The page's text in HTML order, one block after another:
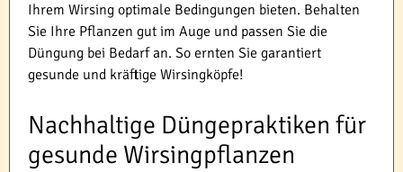
Ihrem Wirsing optimale Bedingungen bieten. Behalten
Sie Ihre Pflanzen gut im Auge und passen Sie die
Düngung bei Bedarf an. So ernten Sie garantiert
gesunde und kräftige Wirsingköpfe!
Nachhaltige Düngepraktiken für
gesunde Wirsingpflanzen